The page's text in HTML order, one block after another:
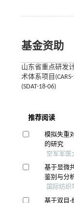
基金资助
山东省重点研发
术体系项目
(SDAT-18-06)